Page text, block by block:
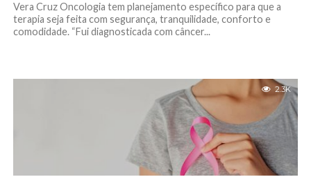
Vera Cruz Oncologia tem planejamento específico para que a
terapia seja feita com segurança, tranquilidade, conforto e
comodidade. “Fui diagnosticada com câncer...
2.3K